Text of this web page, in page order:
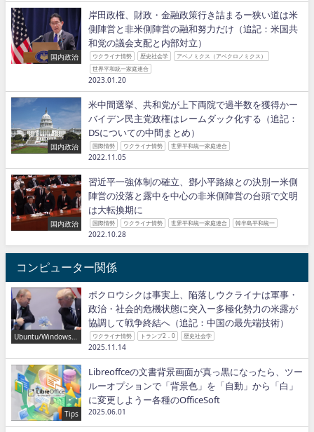
国内政治
岸田政権、財政・金融政策行き詰まるー狭い道は米
側陣営と非米側陣営の融和努力だけ（追記：米国共
和党の議会支配と内部対立）
ウクライナ情勢 歴史社会学
アベノミクス（アベクロノミクス）
世界平和統一家庭連合
2023.01.20
国内政治
米中間選挙、共和党が上下両院で過半数を獲得かー
バイデン民主党政権はレームダック化する（追記：
DSについての中間まとめ）
国際情勢 ウクライナ情勢 世界平和統一家庭連合
2022.11.05
国内政治
習近平一強体制の確立、鄧小平路線との決別ー米側
陣営の没落と露中を中心の非米側陣営の台頭で文明
は大転換期に
国際情勢 ウクライナ情勢 世界平和統一家庭連合 韓半島平和統一
2022.10.28
コンピューター関係
Ubuntu/Windows/P
ポクロウシクは事実上、陥落しウクライナは軍事・
政治・社会的危機状態に突入ー多極化勢力の米露が
協調して戦争終結へ（追記：中国の最先端技術）
ウクライナ情勢 トランプ2．0 歴史社会学
2025.11.14
Tips
Libreoffceの文書背景画面が真っ黒になったら、ツー
ルーオプションで「背景色」を「自動」から「白」
に変更しようー各種のOfficeSoft
2025.06.01